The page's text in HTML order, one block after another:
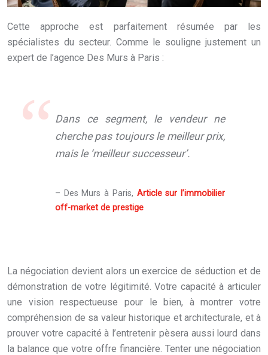
Cette approche est parfaitement résumée par les
spécialistes du secteur. Comme le souligne justement un
expert de l’agence Des Murs à Paris :
Dans ce segment, le vendeur ne
cherche pas toujours le meilleur prix,
mais le ‘meilleur successeur’.
– Des Murs à Paris, Article sur l’immobilier
off-market de prestige
La négociation devient alors un exercice de séduction et de
démonstration de votre légitimité. Votre capacité à articuler
une vision respectueuse pour le bien, à montrer votre
compréhension de sa valeur historique et architecturale, et à
prouver votre capacité à l’entretenir pèsera aussi lourd dans
la balance que votre offre financière. Tenter une négociation